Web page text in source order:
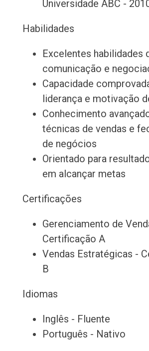
Universidade ABC -
Habilidades
Excelentes habilidades
comunicação e
Capacidade
liderança e motivação
Conhecimento
técnicas de vendas e
de negócios
Orientado para
em alcançar metas
Certificações
Gerenciamento de
Certificação A
Vendas Estratégicas -
B
Idiomas
Inglês - Fluente
Português - Nativo